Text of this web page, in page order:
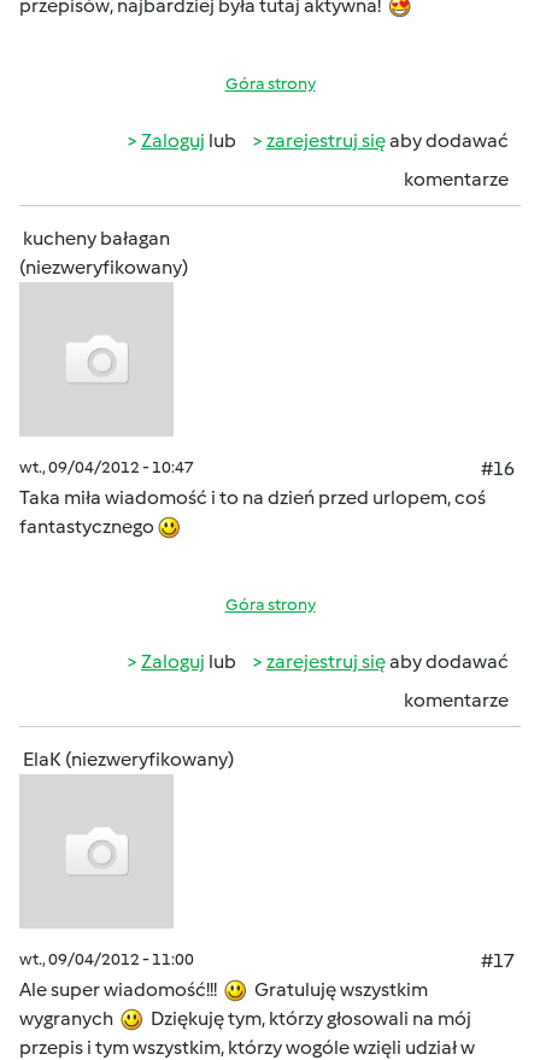
przepisów, najbardziej była tutaj aktywna!
Góra strony
Zaloguj lub zarejestruj sięaby dodawać
komentarze
kucheny bałagan
(niezweryfikowany)
wt., 09/04/2012 - 10:47
#16
Taka miła wiadomość i to na dzień przed urlopem, coś
fantastycznego
Góra strony
Zaloguj lub zarejestruj sięaby dodawać
komentarze
ElaK (niezweryfikowany)
wt., 09/04/2012 - 11:00
#17
Ale super wiadomość!!!
Gratuluję wszystkim
wygranych
Dziękuję tym, którzy głosowali na mój
przepis i tym wszystkim, którzy wogóle wzięli udział w